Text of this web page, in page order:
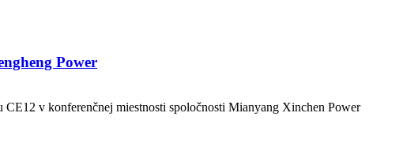
Power
v konferenčnej miestnosti spoločnosti Mianyang Xinchen Power